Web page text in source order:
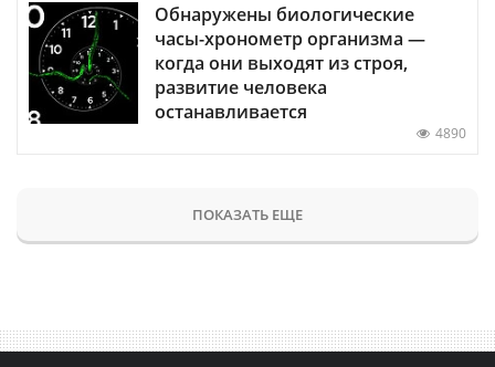
Обнаружены биологические
часы-хронометр организма —
когда они выходят из строя,
развитие человека
останавливается
4890
ПОКАЗАТЬ ЕЩЕ